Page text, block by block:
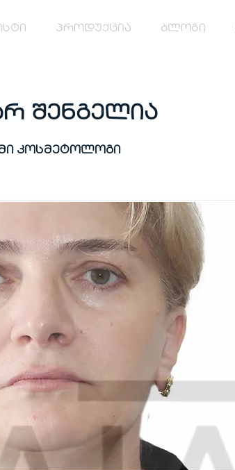
პროდუქცია ბლოგი
შენგელია
კოსმეტოლოგი